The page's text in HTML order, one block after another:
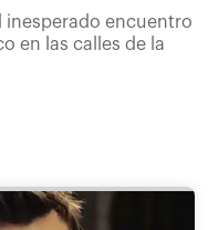
inesperado encuentro
en las calles de la